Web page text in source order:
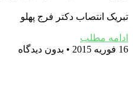
تبریک انتصاب دکتر فرج پهلو
ادامه مطلب
16 فوریه 2015
بدون دیدگاه